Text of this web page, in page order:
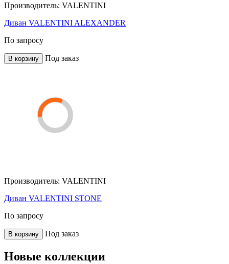
Производитель: VALENTINI
Диван VALENTINI ALEXANDER
По запросу
В корзину Под заказ
Производитель: VALENTINI
Диван VALENTINI STONE
По запросу
В корзину Под заказ
Новые коллекции